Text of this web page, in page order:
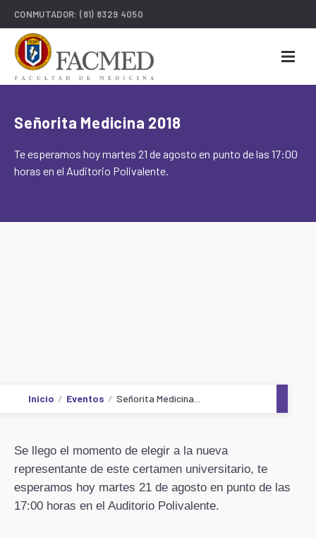
CONMUTADOR:(81) 8329 4050
Señorita Medicina 2018
Te esperamos hoy martes 21 de agosto en punto de las 17:00
horas en el Auditorio Polivalente.
Inicio Eventos Señorita Medicina...
Se llego el momento de elegir a la nueva
representante de este certamen universitario, te
esperamos hoy martes 21 de agosto en punto de las
17:00 horas en el Auditorio Polivalente.